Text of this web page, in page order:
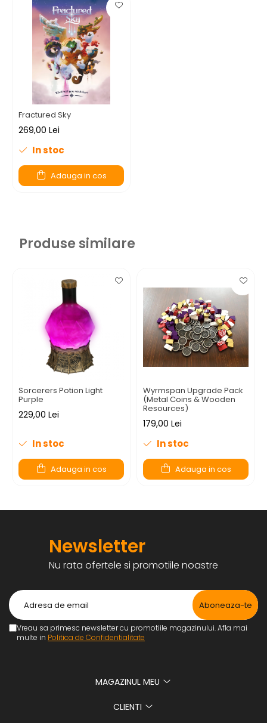
Fractured Sky
269,00 Lei
In stoc
Adauga in cos
Produse similare
Sorcerers Potion Light
Purple
229,00 Lei
In stoc
Adauga in cos
Wyrmspan Upgrade Pack
(Metal Coins & Wooden
Resources)
179,00 Lei
In stoc
Adauga in cos
Newsletter
Nu rata ofertele si promotiile noastre
Vreau sa primesc newsletter cu promotiile magazinului. Afla mai
multe in Politica de Confidentialitate
MAGAZINUL MEU
CLIENTI